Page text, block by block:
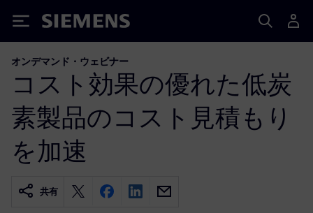
Siemens
オンデマンド・ウェビナー
コスト効果の優れた低炭
素製品のコスト見積もり
を加速
共有